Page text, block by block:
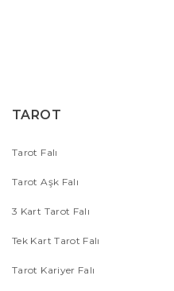
TAROT
Tarot Falı
Tarot Aşk Falı
3 Kart Tarot Falı
Tek Kart Tarot Falı
Tarot Kariyer Falı